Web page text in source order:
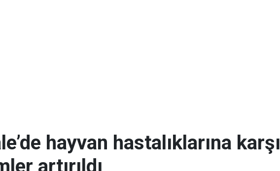
hayvan hastalıklarına karşı
artırıldı